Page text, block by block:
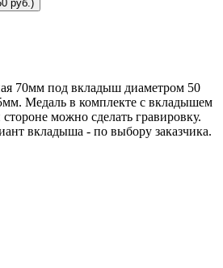
руб.)
70мм под вкладыш диаметром 50
Медаль в комплекте с вкладышем
можно сделать гравировку.
вкладыша - по выбору заказчика.